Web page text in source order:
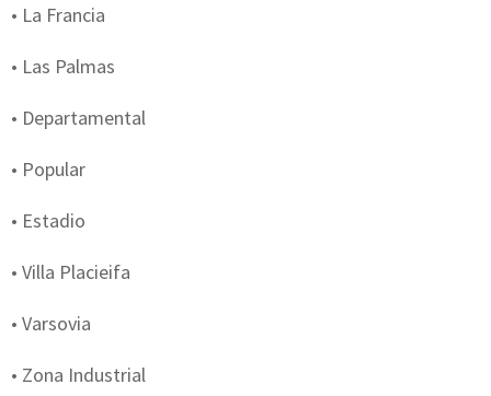
• La Francia
• Las Palmas
• Departamental
• Popular
• Estadio
• Villa Placieifa
• Varsovia
• Zona Industrial